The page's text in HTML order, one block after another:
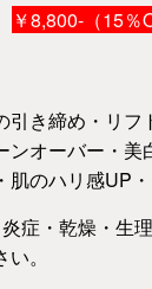
￥8,800-（15％
引き締め・リ
オーバー・ 美
肌のハリ感UP
症・乾燥・生
。